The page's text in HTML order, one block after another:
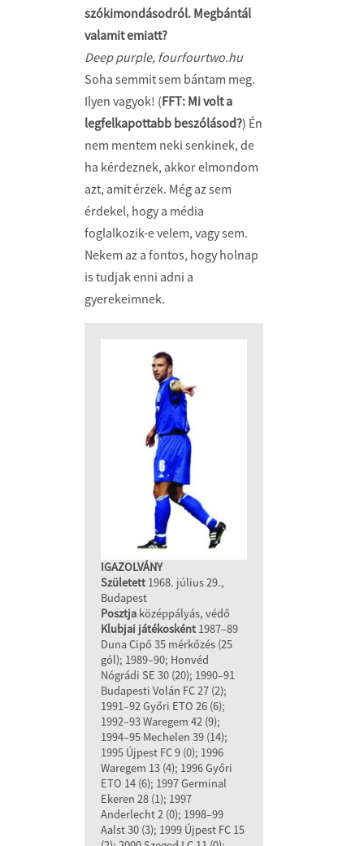
szókimondásodról. Megbántál
valamit emiatt?
Deep purple, fourfourtwo.hu
Soha semmit sem bántam meg.
Ilyen vagyok! (FFT: Mi volt a
legfelkapottabb beszólásod?) Én
nem mentem neki senkinek, de
ha kérdeznek, akkor elmondom
azt, amit érzek. Még az sem
érdekel, hogy a média
foglalkozik-e velem, vagy sem.
Nekem az a fontos, hogy holnap
is tudjak enni adni a
gyerekeimnek.
IGAZOLVÁNY
Született1968. július 29.,
Budapest
Posztja középpályás, védő
Klubjai játékosként1987–89
Duna Cipő 35 mérkőzés (25
gól); 1989–90; Honvéd
Nógrádi SE 30 (20); 1990–91
Budapesti Volán FC 27 (2);
1991–92 Győri ETO 26 (6);
1992–93 Waregem 42 (9);
1994–95 Mechelen 39 (14);
1995 Újpest FC 9 (0); 1996
Waregem 13 (4); 1996 Győri
ETO 14 (6); 1997 Germinal
Ekeren 28 (1); 1997
Anderlecht 2 (0); 1998–99
Aalst 30 (3); 1999 Újpest FC 15